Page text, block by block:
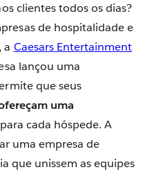
clientes todos os dias?
de hospitalidade e
a Caesars Entertainment
lançou uma
que seus
uma
para cada hóspede. A
uma empresa de
que unissem as equipes